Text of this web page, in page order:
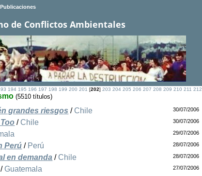
Publicaciones
de Conflictos Ambientales
194 195 196 197 198 199 200 201 [202] 203 204 205 206 207 208 209 210 211 212
(5510 títulos)
grandes riesgos / Chile 30/07/2006
/ Chile 30/07/2006
29/07/2006
Perú / Perú 28/07/2006
en demanda / Chile 28/07/2006
/ Guatemala 27/07/2006